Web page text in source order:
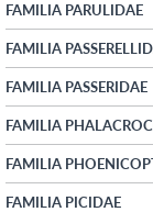
FAMILIA PARULIDAE
FAMILIA
FAMILIA PASSERIDAE
FAMILIA
FAMILIA
FAMILIA PICIDAE